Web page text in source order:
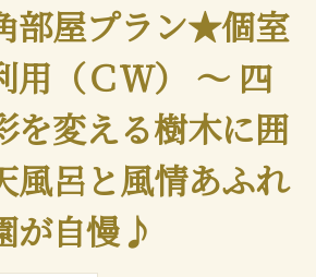
部屋プラン★個室
用（ＣＷ） ～ 四
を変える樹木に囲
風呂と風情あふれ
が自慢♪